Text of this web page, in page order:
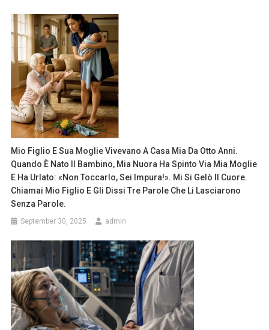
Mio Figlio E Sua Moglie Vivevano A Casa Mia Da Otto Anni.
Quando È Nato Il Bambino, Mia Nuora Ha Spinto Via Mia Moglie
E Ha Urlato: «Non Toccarlo, Sei Impura!». Mi Si Gelò Il Cuore.
Chiamai Mio Figlio E Gli Dissi Tre Parole Che Li Lasciarono
Senza Parole.
September 30, 2025 admin